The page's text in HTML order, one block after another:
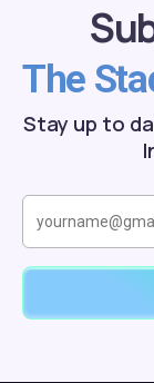
The
Stay up to